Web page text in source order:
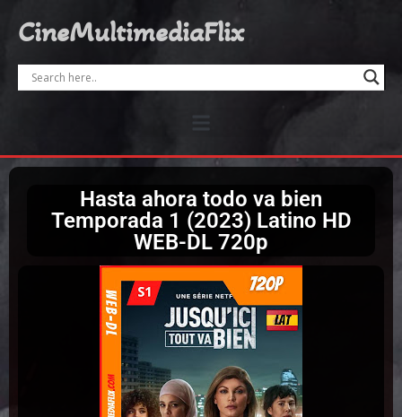
CineMultimediaFlix
Hasta ahora todo va bien
Temporada 1 (2023) Latino HD
WEB-DL 720p